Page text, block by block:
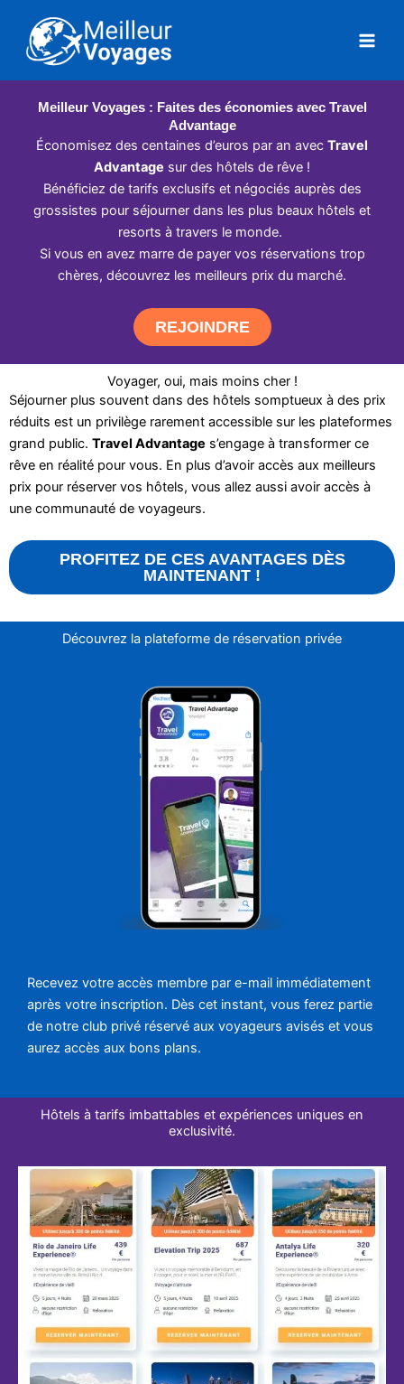
contenu
Meilleur Voyages : Faites des économies avec Travel
Advantage
Économisez des centaines d’euros par an avec Travel
Advantage sur des hôtels de rêve !
Bénéficiez de tarifs exclusifs et négociés auprès des
grossistes pour séjourner dans les plus beaux hôtels et
resorts à travers le monde.
Si vous en avez marre de payer vos réservations trop
chères, découvrez les meilleurs prix du marché.
REJOINDRE
Voyager, oui, mais moins cher !
Séjourner plus souvent dans des hôtels somptueux à des prix
réduits est un privilège rarement accessible sur les plateformes
grand public. Travel Advantage s’engage à transformer ce
rêve en réalité pour vous. En plus d’avoir accès aux meilleurs
prix pour réserver vos hôtels, vous allez aussi avoir accès à
une communauté de voyageurs.
PROFITEZ DE CES AVANTAGES DÈS
MAINTENANT !
Découvrez la plateforme de réservation privée
Recevez votre accès membre par e-mail immédiatement
après votre inscription. Dès cet instant, vous ferez partie
de notre club privé réservé aux voyageurs avisés et vous
aurez accès aux bons plans.
Hôtels à tarifs imbattables et expériences uniques en
exclusivité.